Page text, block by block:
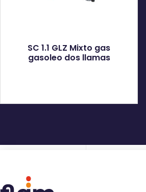
SC 1.1 GLZ Mixto gas
gasoleo dos llamas